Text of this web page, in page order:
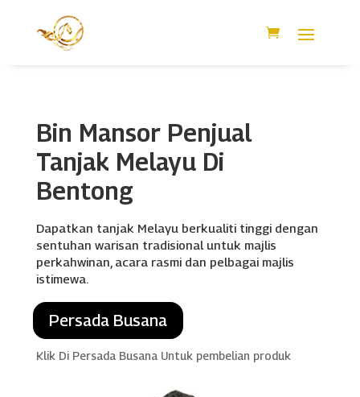
Bin Mansor Penjual
Tanjak Melayu Di
Bentong
Dapatkan tanjak Melayu berkualiti tinggi dengan
sentuhan warisan tradisional untuk majlis
perkahwinan, acara rasmi dan pelbagai majlis
istimewa.
Persada Busana
Klik Di Persada Busana Untuk pembelian produk